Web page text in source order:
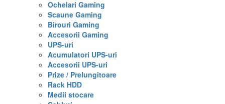
Ochelari Gaming
Scaune Gaming
Birouri Gaming
Accesorii Gaming
UPS-uri
Acumulatori UPS-uri
Accesorii UPS-uri
Prize / Prelungitoare
Rack HDD
Medii stocare